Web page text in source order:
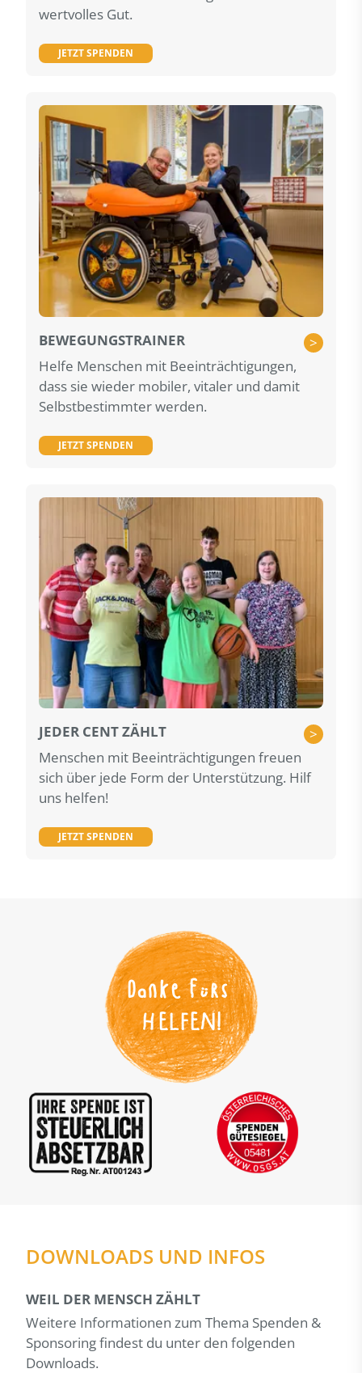
wertvolles Gut.
JETZT SPENDEN
BEWEGUNGSTRAINER
>
Helfe Menschen mit Beeinträchtigungen,
dass sie wieder mobiler, vitaler und damit
Selbstbestimmter werden.
JETZT SPENDEN
JEDER CENT ZÄHLT
>
Menschen mit Beeinträchtigungen freuen
sich über jede Form der Unterstützung. Hilf
uns helfen!
JETZT SPENDEN
Danke fürs
HELFEN!
DOWNLOADS UND INFOS
WEIL DER MENSCH ZÄHLT
Weitere Informationen zum Thema Spenden &
Sponsoring findest du unter den folgenden
Downloads.